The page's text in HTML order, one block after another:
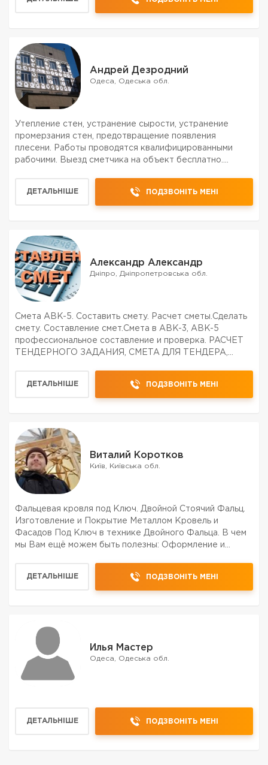
ПРЕИМУЩЕСТВО УТЕПЛЕНИЯ ...
Андрей Дезродний
Одеса, Одеська обл.
Утепление стен, устранение сырости, устранение
промерзания стен, предотвращение появления
плесени. Работы проводятся квалифицированными
рабочими. Выезд сметчика на объект бесплатно.
ДЕТАЛЬНІШЕ ПОДЗВОНІТЬ МЕНІ
Александр Александр
Дніпро, Дніпропетровська обл.
Смета АВК-5. Составить смету. Расчет сметы.Сделать
смету. Составление смет.Смета в АВК-3, АВК-5
профессиональное составление и проверка. РАСЧЕТ
ТЕНДЕРНОГО ЗАДАНИЯ, СМЕТА ДЛЯ ТЕНДЕРА,
АКТОВ ВЫПОЛНЕННЫХ РАБОТ.Сметы для...
ДЕТАЛЬНІШЕ ПОДЗВОНІТЬ МЕНІ
Виталий Коротков
Київ, Київська обл.
Фальцевая кровля под Ключ. Двойной Стоячий Фальц.
Изготовление и Покрытие Металлом Кровель и
Фасадов Под Ключ в технике Двойного Фальца. В чем
мы Вам ещё можем быть полезны: Оформление и
Монтаж стропильной си...
ДЕТАЛЬНІШЕ ПОДЗВОНІТЬ МЕНІ
Илья Мастер
Одеса, Одеська обл.
ДЕТАЛЬНІШЕ ПОДЗВОНІТЬ МЕНІ